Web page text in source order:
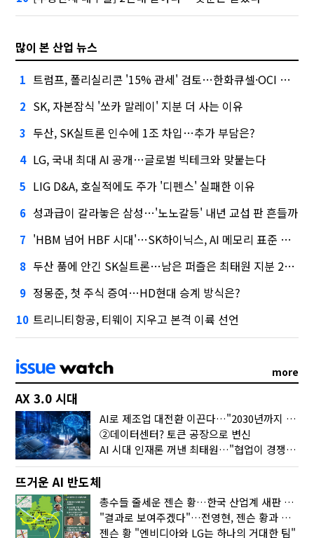
많이 본 산업 뉴스
1 트럼프, 폴리실리콘 '15% 관세' 검토…한화큐셀·OCI 영향은?
2 SK, 자본잠식 '쏘카 말레이' 지분 더 사는 이유
3 두산, SK실트론 인수에 1조 차입…추가 부담은?
4 LG, 국내 최대 AI 공개…글로벌 빅테크와 맞붙는다
5 LIG D&A, 호실적에도 주가 '디펜스' 실패한 이유
6 성과급이 갈라놓은 삼성…'노노갈등' 내년 교섭 판 흔들까
7 'HBM 넘어 HBF 시대'…SK하이닉스, AI 메모리 표준 선점 나섰다
8 두산 품에 안긴 SK실트론…남은 퍼즐은 최태원 지분 29.4%
9 정몽준, 첫 주식 증여…HD현대 승계 방식은?
10 트리니티항공, 티웨이 지우고 본격 이륙 선언
more
AX 3.0 시대
AI로 제조업 대전환 이끈다…"2030년까지 민관합동 20조 투자"
②데이터센터? 토큰 공장으로 변신
AI 시대 인재론 꺼낸 최태원…"협업이 경쟁력"
뜨거운 AI 반도체
총수들 줄세운 젠슨 황…한국 산업계 새판 짰다
"결과로 보여주겠다"…전영현, 젠슨 황과 HBM5 논의
젠슨 황 "엔비디아와 LG는 하나의 거대한 팀"